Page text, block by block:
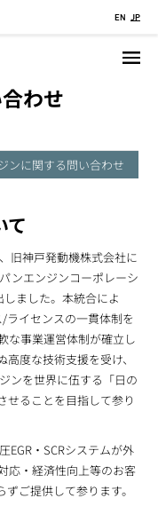
EN JP
わせ
ンに関する問い合わせ
て
旧神戸発動機株式会社に
ンエンジンコーポレーシ
ました。本統合によ
イセンスの一貫体制を
な事業運営体制が確立し
度な技術支援を受け、
ンを世界に伍する「日の
せることを目指して参り
EGR・SCRシステムが外
応・経済性向上等のお客
ご提供して参ります。